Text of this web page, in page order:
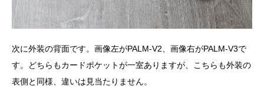
次に外装の背面です。画像左がPALM-V2、画像右がPALM-V3で
す。どちらもカードポケットが一室ありますが、こちらも外装の
表側と同様、違いは見当たりません。